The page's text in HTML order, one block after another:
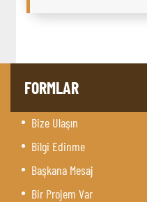
FORMLAR
Bize Ulaşın
Bilgi Edinme
Başkana Mesaj
Bir Projem Var